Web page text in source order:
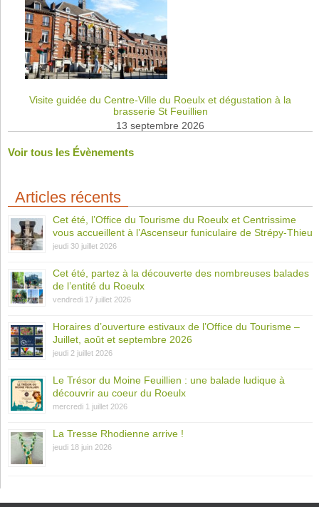
Visite guidée du Centre-Ville du Roeulx et dégustation à la
brasserie St Feuillien
13 septembre 2026
Voir tous les Évènements
Articles récents
Cet été, l’Office du Tourisme du Roeulx et Centrissime
vous accueillent à l’Ascenseur funiculaire de Strépy-Thieu
jeudi 30 juillet 2026
Cet été, partez à la découverte des nombreuses balades
de l’entité du Roeulx
vendredi 17 juillet 2026
Horaires d’ouverture estivaux de l’Office du Tourisme –
Juillet, août et septembre 2026
jeudi 2 juillet 2026
Le Trésor du Moine Feuillien : une balade ludique à
découvrir au coeur du Roeulx
mercredi 1 juillet 2026
La Tresse Rhodienne arrive !
jeudi 18 juin 2026